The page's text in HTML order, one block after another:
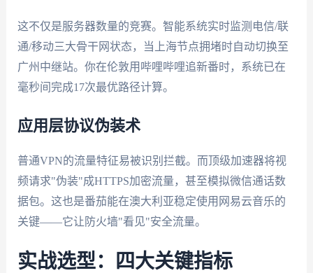
这不仅是服务器数量的竞赛。智能系统实时监测电信/联
通/移动三大骨干网状态，当上海节点拥堵时自动切换至
广州中继站。你在伦敦用哔哩哔哩追新番时，系统已在
毫秒间完成17次最优路径计算。
应用层协议伪装术
普通VPN的流量特征易被识别拦截。而顶级加速器将视
频请求"伪装"成HTTPS加密流量，甚至模拟微信通话数
据包。这也是番茄能在澳大利亚稳定使用网易云音乐的
关键——它让防火墙"看见"安全流量。
实战选型：四大关键指标